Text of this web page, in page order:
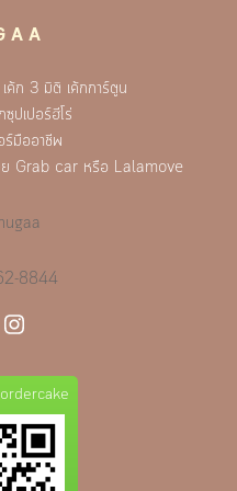
A A
ค้ก 3 มิติ เค้กการ์ตูน
ปเปอร์ฮีโร่
ร์มืออาชีพ
ย Grab car หรือ Lalamove
8844